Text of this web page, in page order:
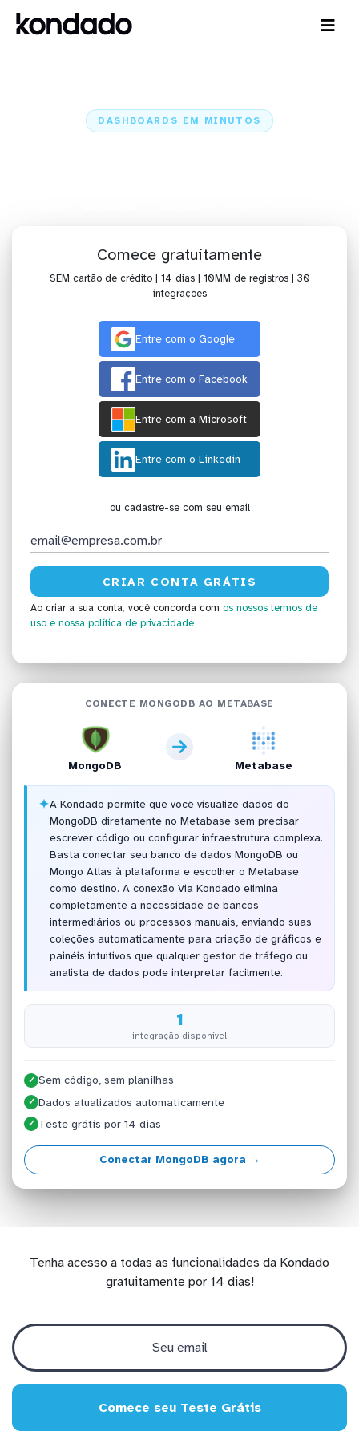
DASHBOARDS EM MINUTOS
Comece gratuitamente
SEM cartão de crédito | 14 dias | 10MM de registros | 30
integrações
Entre com o Google
Entre com o Facebook
Entre com a Microsoft
Entre com o Linkedin
ou cadastre-se com seu email
Ao criar a sua conta, você concorda com os nossos termos de
uso e nossa política de privacidade
CONECTE MONGODB AO METABASE
MongoDB Metabase
✦A Kondado permite que você visualize dados do
MongoDB diretamente no Metabase sem precisar
escrever código ou configurar infraestrutura complexa.
Basta conectar seu banco de dados MongoDB ou
Mongo Atlas à plataforma e escolher o Metabase
como destino. A conexão Via Kondado elimina
completamente a necessidade de bancos
intermediários ou processos manuais, enviando suas
coleções automaticamente para criação de gráficos e
painéis intuitivos que qualquer gestor de tráfego ou
analista de dados pode interpretar facilmente.
1
integração disponível
✓ Sem código, sem planilhas
✓ Dados atualizados automaticamente
✓ Teste grátis por 14 dias
Conectar MongoDB agora →
Tenha acesso a todas as funcionalidades da Kondado
gratuitamente por 14 dias!
Comece seu Teste Grátis